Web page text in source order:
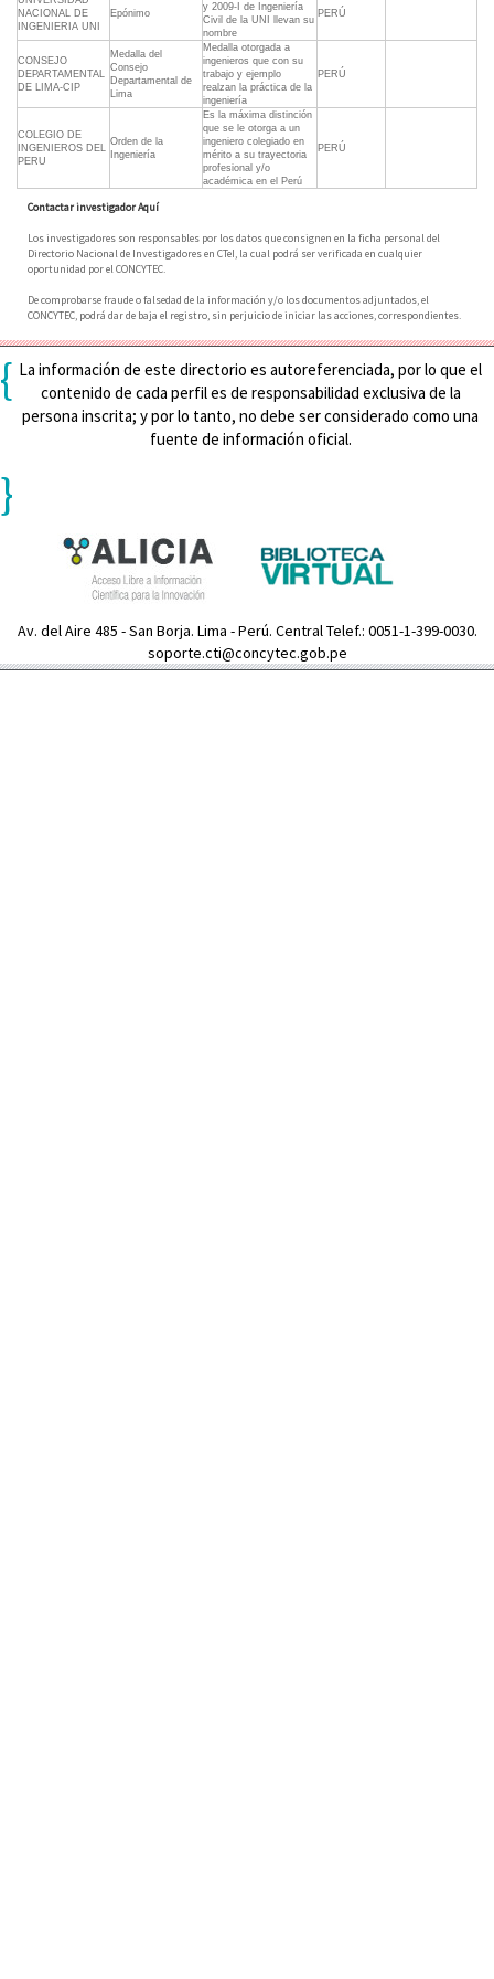
NACIONAL DE
INGENIERIA UNI
Epónimo
y 2009-I de Ingeniería
Civil de la UNI llevan su
nombre
PERÚ
CONSEJO
DEPARTAMENTAL
DE LIMA-CIP
Medalla del
Consejo
Departamental de
Lima
Medalla otorgada a
ingenieros que con su
trabajo y ejemplo
realzan la práctica de la
ingeniería
PERÚ
COLEGIO DE
INGENIEROS DEL
PERU
Orden de la
Ingeniería
Es la máxima distinción
que se le otorga a un
ingeniero colegiado en
mérito a su trayectoria
profesional y/o
académica en el Perú
PERÚ
Contactar investigador Aquí
Los investigadores son responsables por los datos que consignen en la ficha personal del
Directorio Nacional de Investigadores en CTeI, la cual podrá ser verificada en cualquier
oportunidad por el CONCYTEC.
De comprobarse fraude o falsedad de la información y/o los documentos adjuntados, el
CONCYTEC, podrá dar de baja el registro, sin perjuicio de iniciar las acciones, correspondientes.
{ La información de este directorio es autoreferenciada, por lo que el
contenido de cada perfil es de responsabilidad exclusiva de la
persona inscrita; y por lo tanto, no debe ser considerado como una
fuente de información oficial.
}
Av. del Aire 485 - San Borja. Lima - Perú. Central Telef.: 0051-1-399-0030.
soporte.cti@concytec.gob.pe